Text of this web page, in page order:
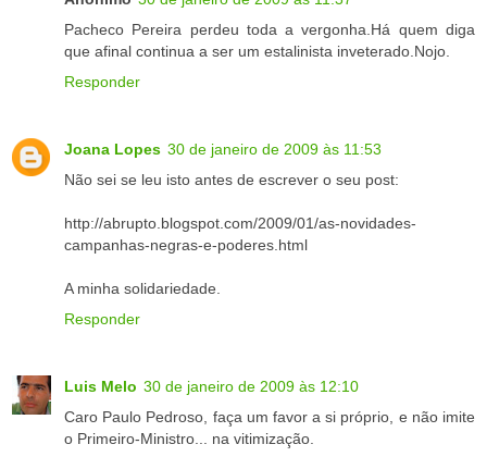
Pacheco Pereira perdeu toda a vergonha.Há quem diga
que afinal continua a ser um estalinista inveterado.Nojo.
Responder
Joana Lopes 30 de janeiro de 2009 às 11:53
Não sei se leu isto antes de escrever o seu post:
http://abrupto.blogspot.com/2009/01/as-novidades-
campanhas-negras-e-poderes.html
A minha solidariedade.
Responder
Luis Melo 30 de janeiro de 2009 às 12:10
Caro Paulo Pedroso, faça um favor a si próprio, e não imite
o Primeiro-Ministro... na vitimização.